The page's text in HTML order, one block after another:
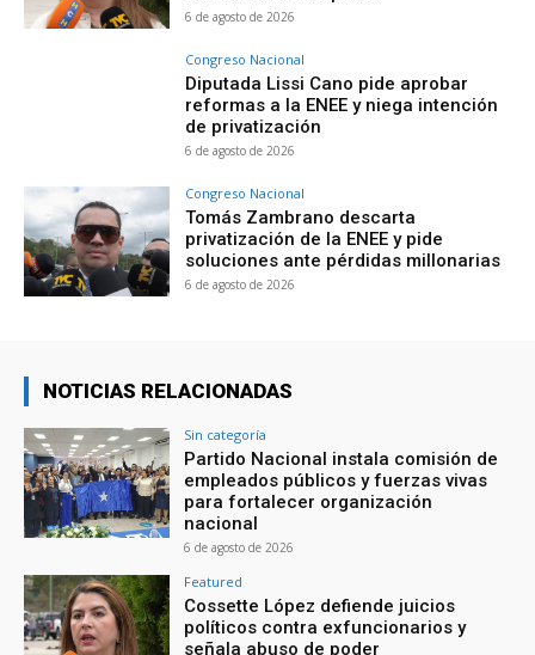
6 de agosto de 2026
Congreso Nacional
Diputada Lissi Cano pide aprobar
reformas a la ENEE y niega intención
de privatización
6 de agosto de 2026
Congreso Nacional
Tomás Zambrano descarta
privatización de la ENEE y pide
soluciones ante pérdidas millonarias
6 de agosto de 2026
NOTICIAS RELACIONADAS
Sin categoría
Partido Nacional instala comisión de
empleados públicos y fuerzas vivas
para fortalecer organización
nacional
6 de agosto de 2026
Featured
Cossette López defiende juicios
políticos contra exfuncionarios y
señala abuso de poder